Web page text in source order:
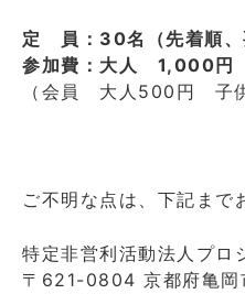
定 員：30名（先着順、
参加費：大人 1,000
（会員 大人500円 子
ご不明な点は、下記まで
特定非営利活動法人プロ
〒621-0804 京都府亀岡